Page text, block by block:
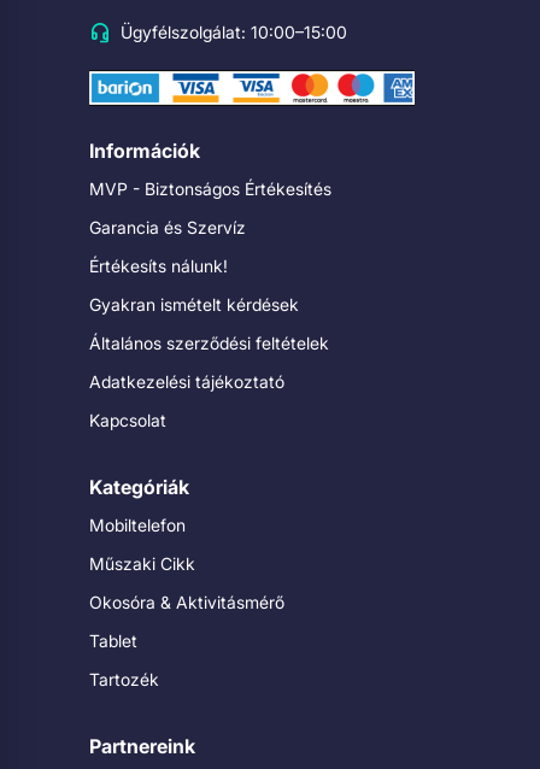
Ügyfélszolgálat: 10:00–15:00
Információk
MVP - Biztonságos Értékesítés
Garancia és Szervíz
Értékesíts nálunk!
Gyakran ismételt kérdések
Általános szerződési feltételek
Adatkezelési tájékoztató
Kapcsolat
Kategóriák
Mobiltelefon
Műszaki Cikk
Okosóra & Aktivitásmérő
Tablet
Tartozék
Partnereink